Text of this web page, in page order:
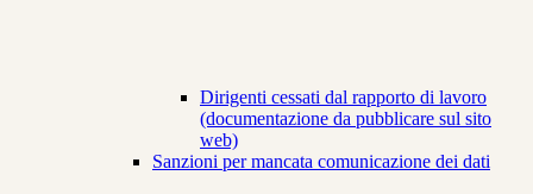
Dirigenti cessati dal rapporto di lavoro
(documentazione da pubblicare sul sito
web)
Sanzioni per mancata comunicazione dei dati